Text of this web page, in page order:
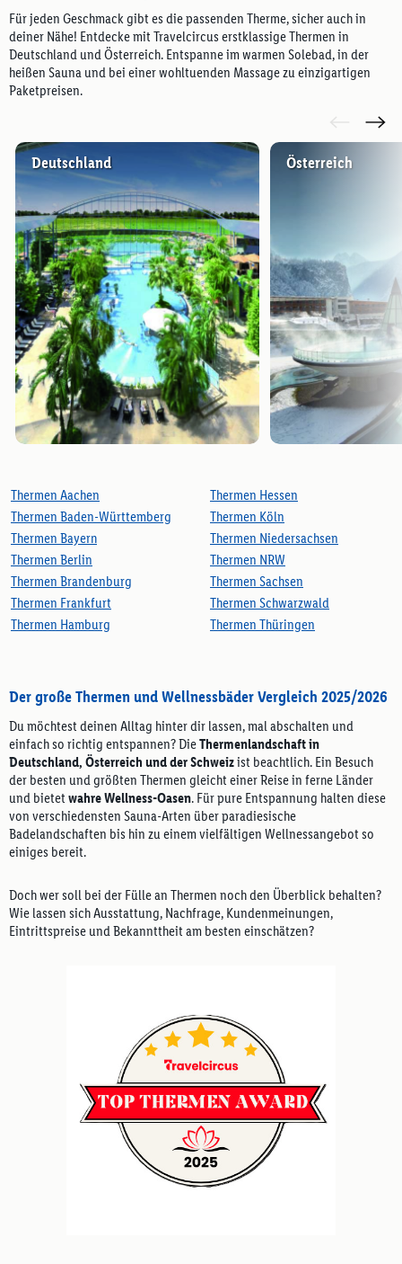
Für jeden Geschmack gibt es die passenden Therme, sicher auch in
deiner Nähe! Entdecke mit Travelcircus erstklassige Thermen in
Deutschland und Österreich. Entspanne im warmen Solebad, in der
heißen Sauna und bei einer wohltuenden Massage zu einzigartigen
Paketpreisen.
Deutschland Österreich
Thermen Aachen
Thermen Baden-Württemberg
Thermen Bayern
Thermen Berlin
Thermen Brandenburg
Thermen Frankfurt
Thermen Hamburg
Thermen Hessen
Thermen Köln
Thermen Niedersachsen
Thermen NRW
Thermen Sachsen
Thermen Schwarzwald
Thermen Thüringen
Der große Thermen und Wellnessbäder Vergleich 2025/2026
Du möchtest deinen Alltag hinter dir lassen, mal abschalten und
einfach so richtig entspannen? DieThermenlandschaft in
Deutschland, Österreich und der Schweizist beachtlich. Ein Besuch
der besten und größten Thermen gleicht einer Reise in ferne Länder
und bietet wahre Wellness-Oasen. Für pure Entspannung halten diese
von verschiedensten Sauna-Arten über paradiesische
Badelandschaften bis hin zu einem vielfältigen Wellnessangebot so
einiges bereit.
Doch wer soll bei der Fülle an Thermen noch den Überblick behalten?
Wie lassen sich Ausstattung, Nachfrage, Kundenmeinungen,
Eintrittspreise und Bekannttheit am besten einschätzen?